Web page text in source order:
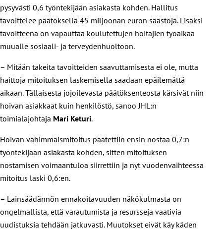
pysyvästi 0,6 työntekijään asiakasta kohden. Hallitus
tavoittelee päätöksellä 45 miljoonan euron säästöjä. Lisäksi
tavoitteena on vapauttaa koulutettujen hoitajien työaikaa
muualle sosiaali- ja terveydenhuoltoon.
– Mitään takeita tavoitteiden saavuttamisesta ei ole, mutta
haittoja mitoituksen laskemisella saadaan epäilemättä
aikaan. Tällaisesta jojoilevasta päätöksenteosta kärsivät niin
hoivan asiakkaat kuin henkilöstö, sanoo JHL:n
toimialajohtaja Mari Keturi.
Hoivan vähimmäismitoitus päätettiin ensin nostaa 0,7:n
työntekijään asiakasta kohden, sitten mitoituksen
nostamisen voimaantuloa siirrettiin ja nyt vuodenvaihteessa
mitoitus laski 0,6:en.
– Lainsäädännön ennakoitavuuden näkökulmasta on
ongelmallista, että varautumista ja resursseja vaativia
uudistuksia tehdään jatkuvasti. Muutokset eivät käy käden